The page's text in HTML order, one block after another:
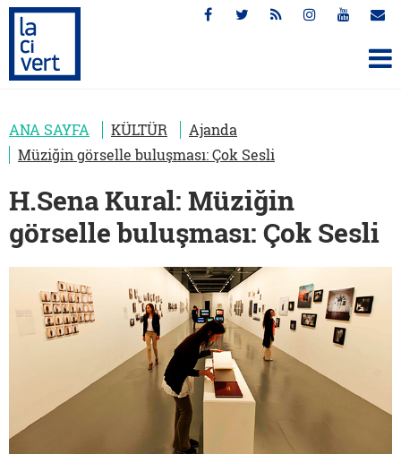
ANA SAYFA KÜLTÜR
Ajanda
Müziğin görselle buluşması: Çok Sesli
H.Sena Kural: Müziğin
görselle buluşması: Çok Sesli